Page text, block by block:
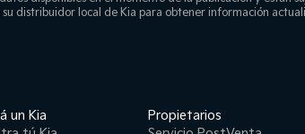
su distribuidor local de Kia para obtener información
un Kia
Propietarios